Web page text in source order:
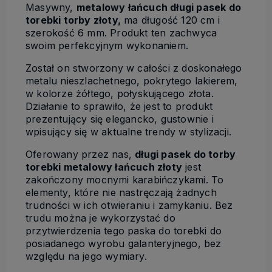
Masywny, metalowy łańcuch długi pasek do
torebki torby złoty, ma długość 120 cm i
szerokość 6 mm. Produkt ten zachwyca
swoim perfekcyjnym wykonaniem.
Został on stworzony w całości z doskonałego
metalu nieszlachetnego, pokrytego lakierem,
w kolorze żółtego, połyskującego złota.
Działanie to sprawiło, że jest to produkt
prezentujący się elegancko, gustownie i
wpisujący się w aktualne trendy w stylizacji.
Oferowany przez nas, długi pasek do torby
torebki metalowy łańcuch złoty jest
zakończony mocnymi karabińczykami. To
elementy, które nie nastręczają żadnych
trudności w ich otwieraniu i zamykaniu. Bez
trudu można je wykorzystać do
przytwierdzenia tego paska do torebki do
posiadanego wyrobu galanteryjnego, bez
względu na jego wymiary.